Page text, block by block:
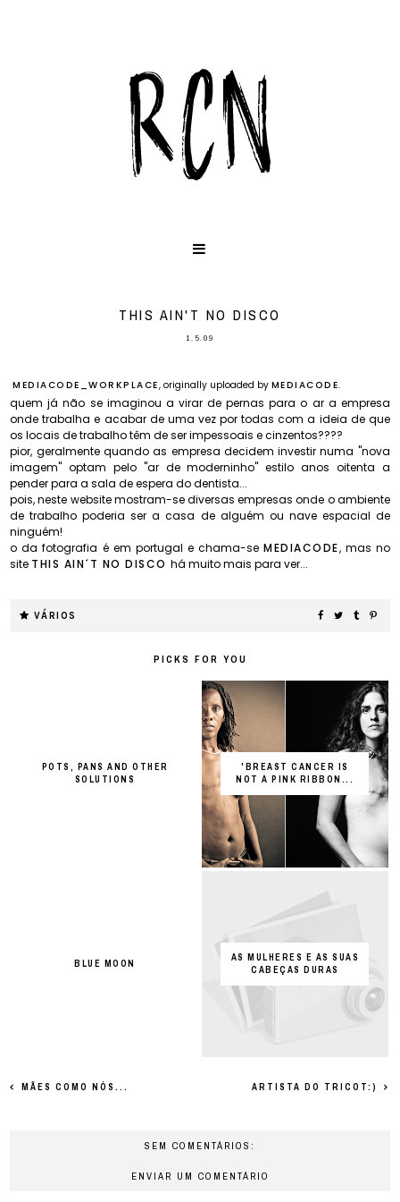
THIS AIN'T NO DISCO
1.5.09
MEDIACODE_WORKPLACE, originally uploaded by MEDIACODE.
quem já não se imaginou a virar de pernas para o ar a empresa
onde trabalha e acabar de uma vez por todas com a ideia de que
os locais de trabalho têm de ser impessoais e cinzentos????
pior, geralmente quando as empresa decidem investir numa "nova
imagem" optam pelo "ar de moderninho" estilo anos oitenta a
pender para a sala de espera do dentista...
pois, neste website mostram-se diversas empresas onde o ambiente
de trabalho poderia ser a casa de alguém ou nave espacial de
ninguém!
o da fotografia é em portugal e chama-seMEDIACODE, mas no
site THIS AIN´T NO DISCOhá muito mais para ver...
VÁRIOS
PICKS FOR YOU
POTS, PANS AND OTHER
SOLUTIONS
'BREAST CANCER IS
NOT A PINK RIBBON...
BLUE MOON
AS MULHERES E AS SUAS
CABEÇAS DURAS
MÃES COMO NÓS... ARTISTA DO TRICOT:)
SEM COMENTÁRIOS:
ENVIAR UM COMENTÁRIO